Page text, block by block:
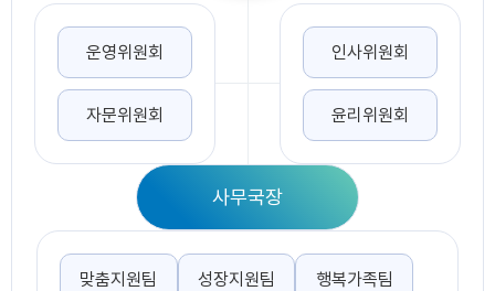
운영위원회
자문위원회
인사위원회
윤리위원회
사무국장
맞춤지원팀 성장지원팀 행복가족팀